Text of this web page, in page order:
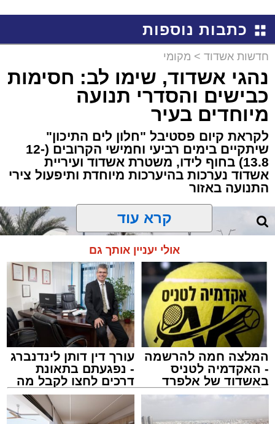
כתבות נוספות
חדשות אשדוד > מקומי
נהגי אשדוד, שימו לב: חסימות
כבישים והסדרי תנועה
מיוחדים בעיר
לקראת קיום פסטיבל "חלון לים התיכון"
שיתקיים בימים רביעי וחמישי הקרובים (12-
13.8) בחוף לידו, משטרת אשדוד ועיריית
אשדוד נערכות בהיערכות מיוחדת ותיפעול צירי
התנועה באזור
קרא עוד
אולי יעניין אותך גם
המלצה חמה להרשמה
- האקדמיה לטניס
באשדוד של אלפרד
קריאולנסקי - לילדים
עורך דין דותן לינדנברג
- נפגעתם בתאונת
דרכים לחצו לקבל מה
שמגיע לכם